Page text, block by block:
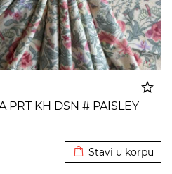
PRT KH DSN # PAISLEY
Stavi u korpu